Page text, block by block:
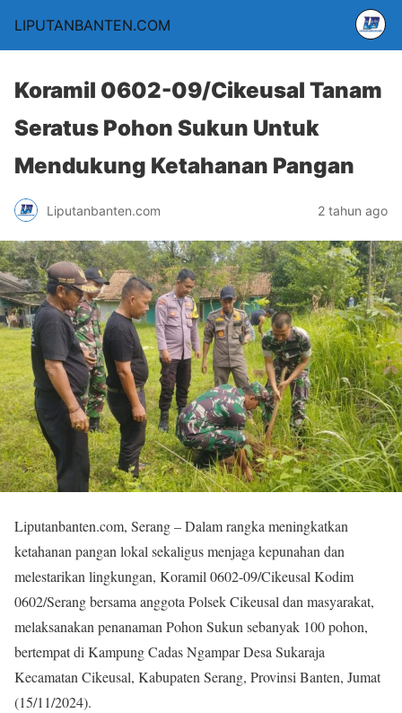
LIPUTANBANTEN.COM
Koramil 0602-09/Cikeusal Tanam
Seratus Pohon Sukun Untuk
Mendukung Ketahanan Pangan
Liputanbanten.com 2 tahun ago
Liputanbanten.com, Serang – Dalam rangka meningkatkan
ketahanan pangan lokal sekaligus menjaga kepunahan dan
melestarikan lingkungan, Koramil 0602-09/Cikeusal Kodim
0602/Serang bersama anggota Polsek Cikeusal dan masyarakat,
melaksanakan penanaman Pohon Sukun sebanyak 100 pohon,
bertempat di Kampung Cadas Ngampar Desa Sukaraja
Kecamatan Cikeusal, Kabupaten Serang, Provinsi Banten, Jumat
(15/11/2024).